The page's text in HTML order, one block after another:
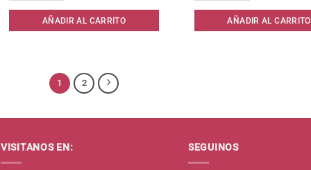
AÑADIR AL CARRITO AÑADIR AL CARRITO
1 2
VISITANOS EN: SEGUINOS